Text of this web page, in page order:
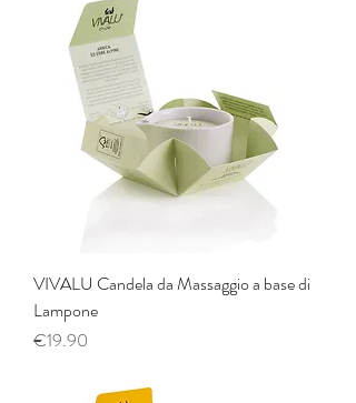
VIVALU Candela da Massaggio a base di
Lampone
Price
€19.90